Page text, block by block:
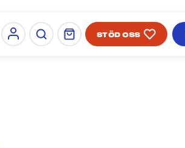
Sign in
SÖK PÅ SIDAN
STÖD OSS